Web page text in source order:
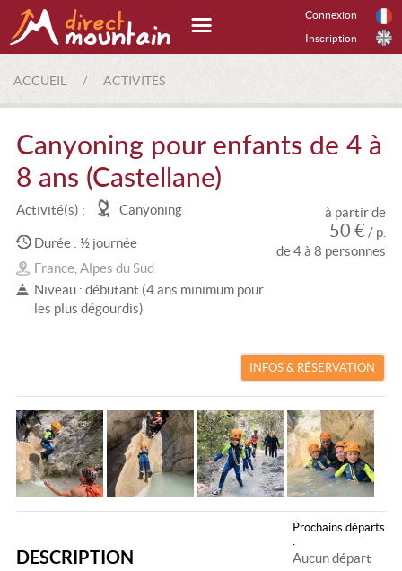
Connexion
Inscription
ACCUEIL / ACTIVITÉS
Canyoning pour enfants de 4 à
8 ans (Castellane)
Activité(s) : Canyoning
Durée : ½ journée
France, Alpes du Sud
Niveau : débutant (4 ans minimum pour
les plus dégourdis)
à partir de
50 € / p.
de 4 à 8 personnes
INFOS & RÉSERVATION
DESCRIPTION
Prochains départs
:
Aucun départ